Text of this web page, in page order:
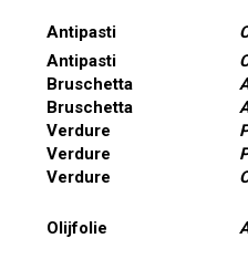
Antipasti
Antipasti
Bruschetta
Bruschetta
Verdure
Verdure
Verdure
Olijfolie